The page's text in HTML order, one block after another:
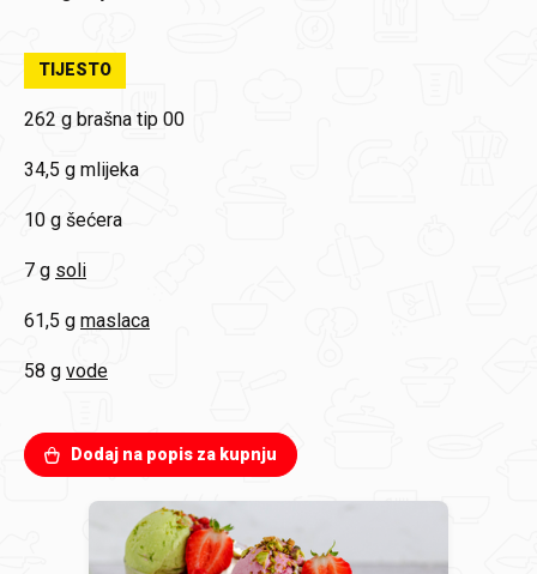
TIJESTO
262 g brašna tip 00
34,5 g mlijeka
10 g šećera
7 g soli
61,5 g maslaca
58 g vode
Dodaj na popis za kupnju